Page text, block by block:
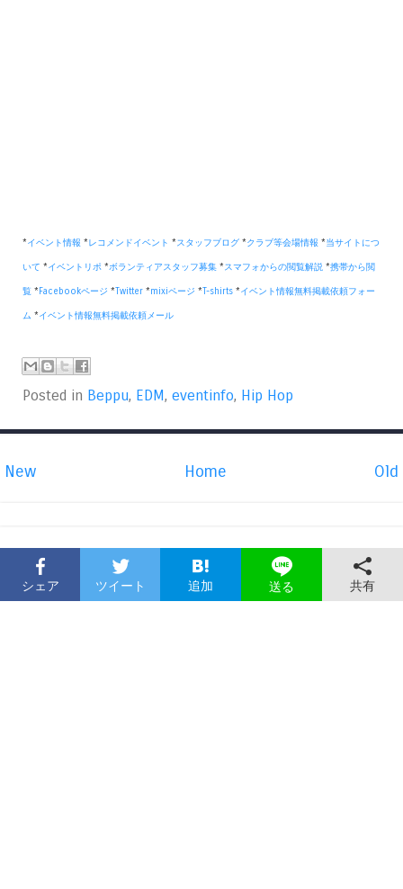
*イベント情報 * レコメンドイベント *スタッフブログ *クラブ等会場情報 *当サイトにつ
いて *イベントリポ *ボランティアスタッフ募集 *スマフォからの閲覧解説 *携帯から閲
覧 * Facebookページ * Twitter *mixiページ * T-shirts *イベント情報無料掲載依頼フォー
ム *イベント情報無料掲載依頼メール
Posted in Beppu, EDM, eventinfo, Hip Hop
New Old
Home
シェア ツイート 追加 送る 共有